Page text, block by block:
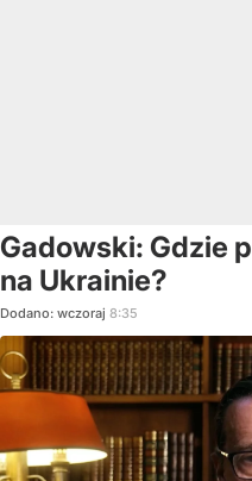
Gadowski: Gdzie
na Ukrainie?
Dodano: wczoraj 8:35